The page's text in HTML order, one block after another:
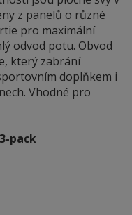
z panelů o různé
pro maximální
odvod potu. Obvod
který zabrání
doplňkem i
Vhodné pro
pack